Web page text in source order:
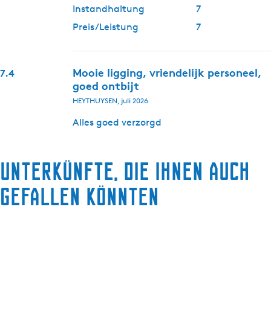
Instandhaltung
7
Preis/Leistung
7
7.4
Mooie ligging, vriendelijk personeel,
goed ontbijt
HEYTHUYSEN, juli 2026
Alles goed verzorgd
Unterkünfte, die Ihnen auch
gefallen könnten